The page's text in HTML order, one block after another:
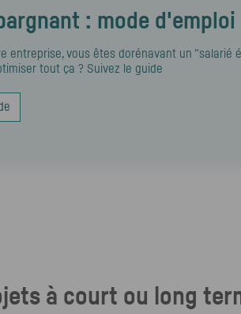
: mode d'emploi
entreprise, vous êtes dorénavant un "salarié
tout ça ? Suivez le guide
à court ou long